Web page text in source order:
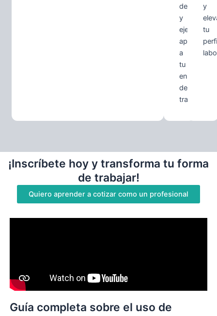
y
ejercicios
aplicables
a
tu
entorno
de
trabajo.
y
tu
¡Inscríbete hoy y transforma tu forma
de trabajar!
Quiero aprender a cotizar como un profesional
Guía completa sobre el uso de